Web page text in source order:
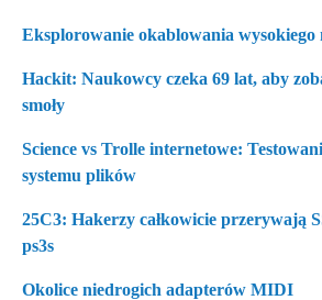
Eksplorowanie okablowania wysokiego
Hackit: Naukowcy czeka 69 lat, aby
smoły
Science vs Trolle internetowe:
systemu plików
25C3: Hakerzy całkowicie przerywają
ps3s
Okolice niedrogich adapterów MIDI